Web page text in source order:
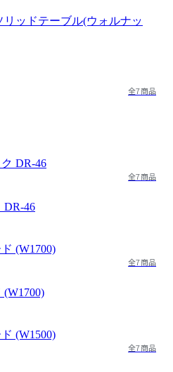
ッドテーブル(ウォルナッ
全7商品
全7商品
DR-46
全7商品
全7商品